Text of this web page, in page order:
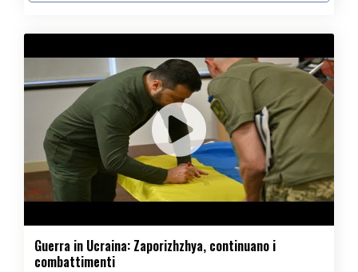
Guerra in Ucraina: Zaporizhzhya, continuano i
combattimenti